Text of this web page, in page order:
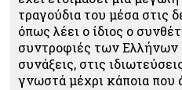
τραγούδια του μέσα στις
όπως λέει ο ίδιος ο
συντροφιές των Ελλήνων
συνάξεις, στις
γνωστά μέχρι κάποια που